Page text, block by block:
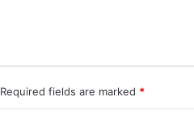
Required fields are marked *